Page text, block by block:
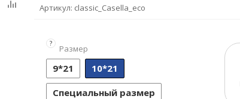
Артикул: classic_Casella_eco
?
Размер
9*21 10*21
Специальный размер